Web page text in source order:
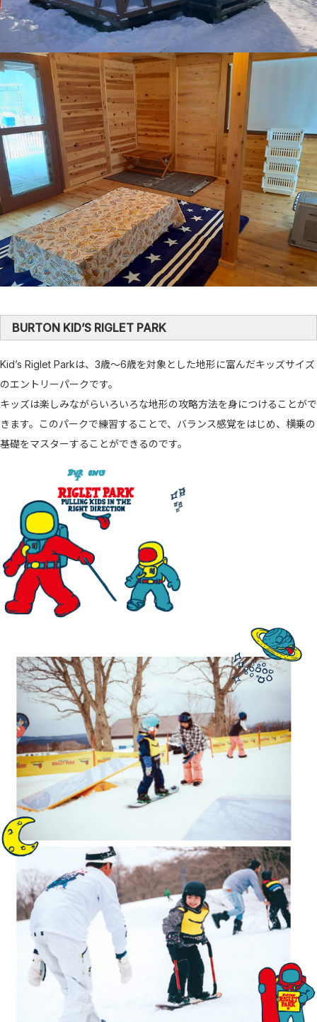
BURTON KID’S RIGLET PARK
Kid’s Riglet Parkは、3歳～6歳を対象とした地形に富んだキッズサイズ
のエントリーパークです。
キッズは楽しみながらいろいろな地形の攻略方法を身につけることがで
きます。このパークで練習することで、バランス感覚をはじめ、横乗の
基礎をマスターすることができるのです。